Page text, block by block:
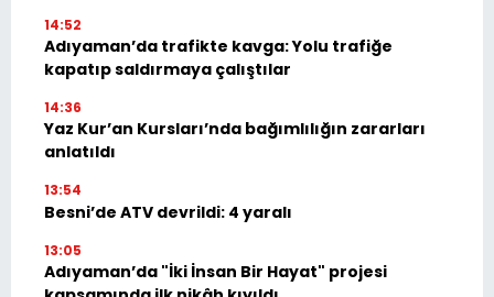
14:52
Adıyaman’da trafikte kavga: Yolu trafiğe
kapatıp saldırmaya çalıştılar
14:36
Yaz Kur’an Kursları’nda bağımlılığın zararları
anlatıldı
13:54
Besni’de ATV devrildi: 4 yaralı
13:05
Adıyaman’da "İki İnsan Bir Hayat" projesi